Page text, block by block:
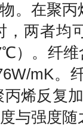
。在聚
，两者均
）。纤维
mK。
烯反复
与强度